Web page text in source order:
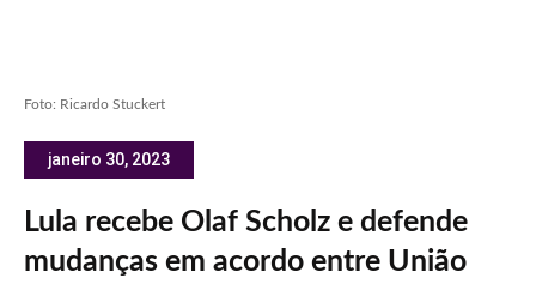
Foto: Ricardo Stuckert
janeiro 30, 2023
Lula recebe Olaf Scholz e defende
mudanças em acordo entre União